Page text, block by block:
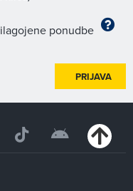
ponudbe
PRIJAVA